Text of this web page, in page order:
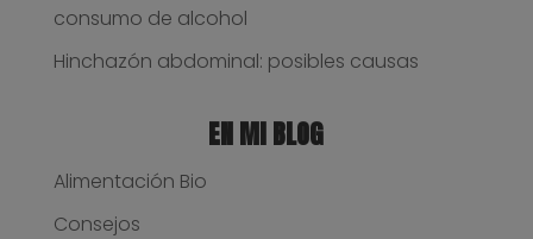
consumo de alcohol
Hinchazón abdominal: posibles causas
EN MI BLOG
Alimentación Bio
Consejos